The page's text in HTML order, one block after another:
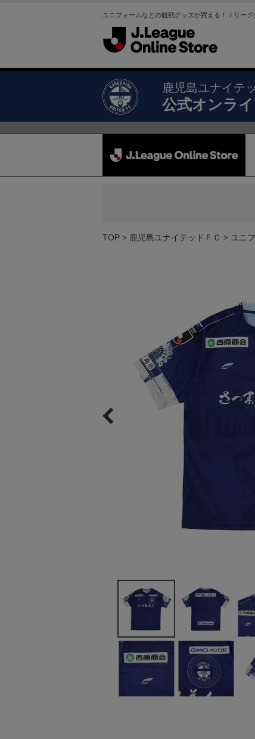
ユニフォームなどの観戦グッズが買える！Ｊリー
鹿児島ユナイテ
公式オンラ
TOP 鹿児島ユナイテッドＦＣ ユニ